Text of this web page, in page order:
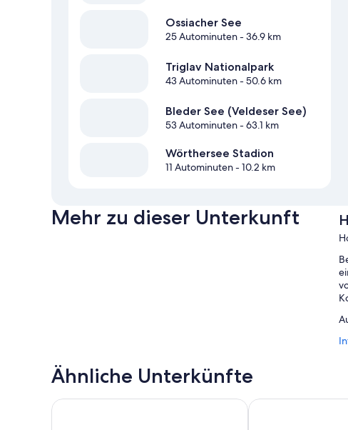
Ossiacher See
25 Autominuten- 36.9 km
Triglav Nationalpark
43 Autominuten- 50.6 km
Bleder See (Veldeser See)
53 Autominuten- 63.1 km
Wörthersee Stadion
11 Autominuten- 10.2 km
Mehr zu dieser Unterkunft
Ähnliche Unterkünfte
Seepark Wörthersee Resort WUNDERs